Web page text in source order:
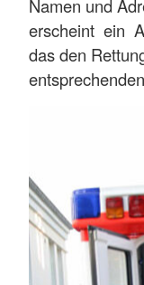
Namen und
erscheint ein
das den